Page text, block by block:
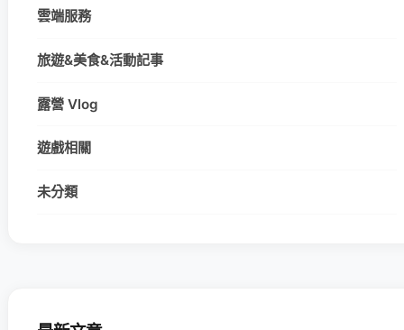
雲端服務
旅遊&美食&活動記事
露營 Vlog
遊戲相關
未分類